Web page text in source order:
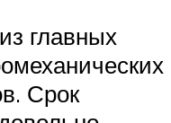
главных
Срок